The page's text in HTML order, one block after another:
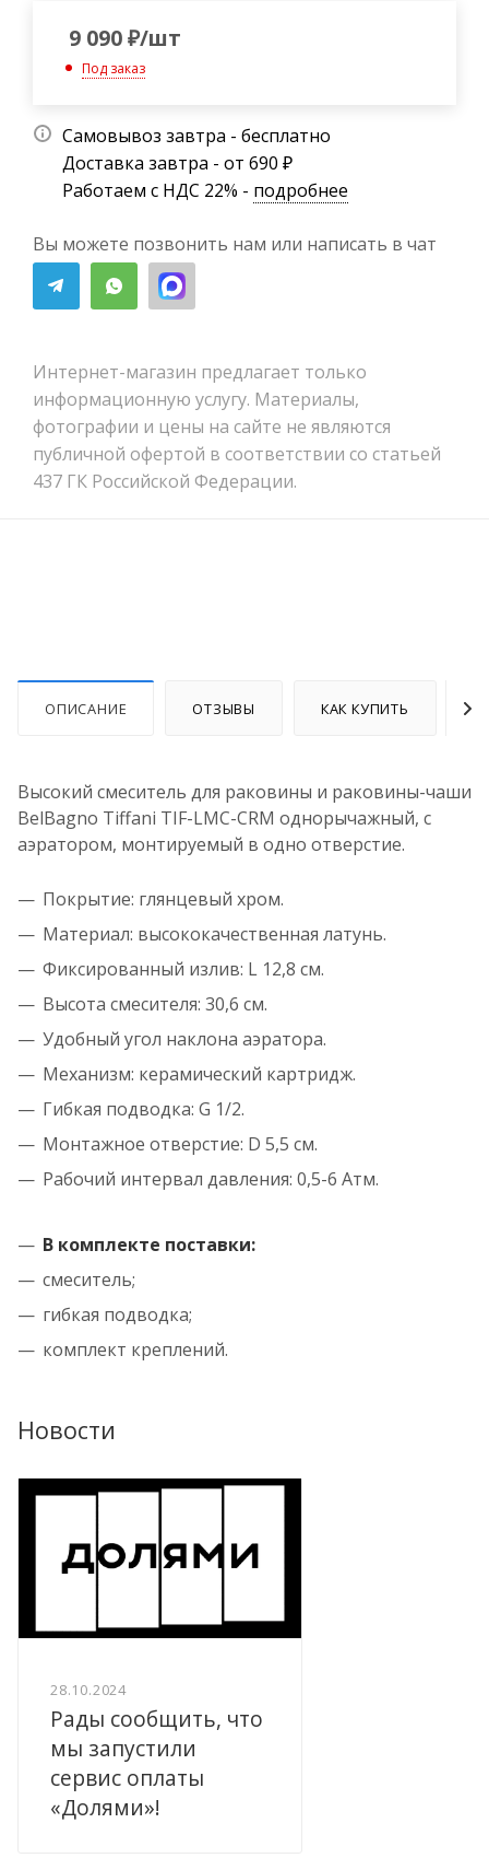
9 090₽/шт
Под заказ
Самовывоз завтра - бесплатно
Доставка завтра - от 690 ₽
Работаем с НДС 22% - подробнее
Вы можете позвонить нам или написать в чат
Интернет-магазин предлагает только
информационную услугу. Материалы,
фотографии и цены на сайте не являются
публичной офертой в соответствии со статьей
437 ГК Российской Федерации.
ОПИСАНИЕ ОТЗЫВЫ КАК КУПИТЬ
Высокий смеситель для раковины и раковины-чаши
BelBagno Tiffani TIF-LMC-CRM однорычажный, с
аэратором, монтируемый в одно отверстие.
Покрытие: глянцевый хром.
Материал: высококачественная латунь.
Фиксированный излив: L 12,8 см.
Высота смесителя: 30,6 см.
Удобный угол наклона аэратора.
Механизм: керамический картридж.
Гибкая подводка: G 1/2.
Монтажное отверстие: D 5,5 см.
Рабочий интервал давления: 0,5-6 Атм.
В комплекте поставки:
смеситель;
гибкая подводка;
комплект креплений.
Новости
28.10.2024
Рады сообщить, что
мы запустили
сервис оплаты
«Долями»!